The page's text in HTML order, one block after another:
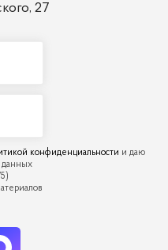
27
конфиденциальности